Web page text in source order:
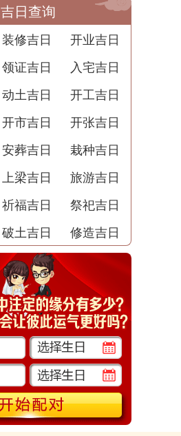
吉日查询
装修吉日
开业吉日
领证吉日
入宅吉日
动土吉日
开工吉日
开市吉日
开张吉日
安葬吉日
栽种吉日
上梁吉日
旅游吉日
祈福吉日
祭祀吉日
破土吉日 修造吉日